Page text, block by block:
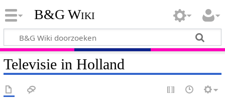
B&G Wiki
Televisie in Holland